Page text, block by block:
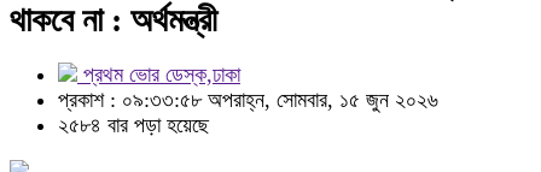
থাকবে না : অর্থমন্ত্রী
প্রথম ভোর ডেস্ক,ঢাকা
প্রকাশ : ০৯:৩৩:৫৮ অপরাহ্ন, সোমবার, ১৫ জুন ২০২৬
২৫৮৪ বার পড়া হয়েছে